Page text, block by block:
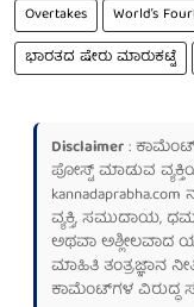
Overtakes
World’s
ಭಾರತದ ಷೇರು ಮಾರುಕಟ್ಟೆ
Disclaimer:
ಪೋಸ್ಟ್ ಮಾಡುವ
kannadaprabha.com
ವ್ಯಕ್ತಿ, ಸಮುದಾಯ,
ಅಥವಾ ಅಶ್ಲೀಲವಾದ
ಮಾಹಿತಿ ತಂತ್ರಜ್ಞಾನ
ಕಾಮೆಂಟ್‌ಗಳ ವಿರುದ್ಧ